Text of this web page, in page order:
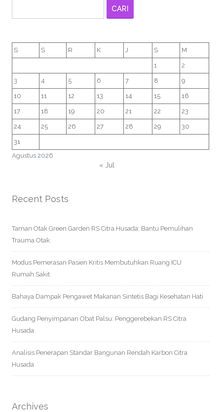
CARI
Agustus 2026
S S R K J S M
1 2
3 4 5 6 7 8 9
10 11 12 13 14 15 16
17 18 19 20 21 22 23
24 25 26 27 28 29 30
31
« Jul
Recent Posts
Taman Otak Green Garden RS Citra Husada: Bantu Pemulihan
Trauma Otak
Modus Pemerasan Pasien Kritis Membutuhkan Ruang ICU
Rumah Sakit
Bahaya Dampak Pengawet Makanan Sintetis Bagi Kesehatan Hati
Gudang Penyimpanan Obat Palsu: Penggerebekan RS Citra
Husada
Analisis Penerapan Standar Bangunan Rendah Karbon Citra
Husada
Archives